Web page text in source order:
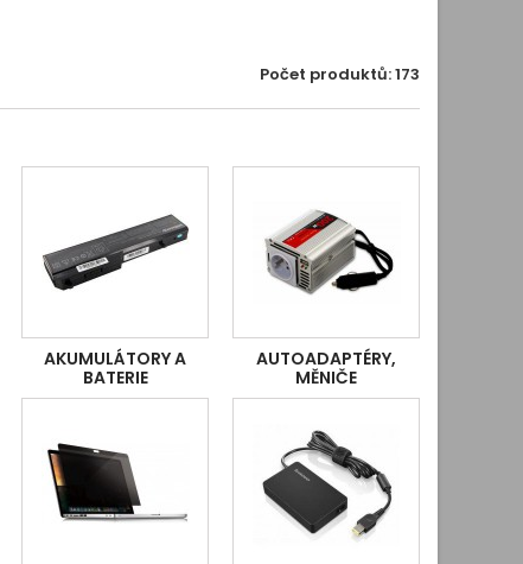
Počet produktů: 173
AKUMULÁTORY A
BATERIE
AUTOADAPTÉRY,
MĚNIČE